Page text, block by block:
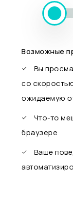
Возможные
Вы
со
ожидаемую
Что-то
браузере
Ваше